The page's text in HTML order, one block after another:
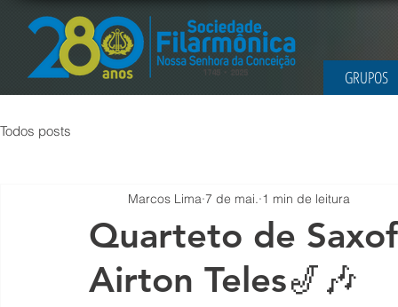
GRUPOS
Todos posts
Quarteto de
Airton Teles🎷🎶
Marcos Lima 7 de mai. 1 min de leitura